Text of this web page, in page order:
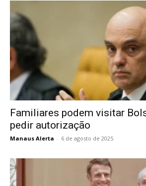
Familiares podem visitar
pedir autorização
Manaus Alerta - 6 de agosto de 2025